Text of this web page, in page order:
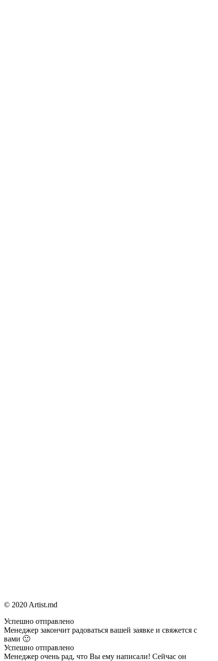
© 2020 Artist.md
Успешно отправлено
Менеджер закончит радоваться вашей заявке и свяжется с
вами 🙂
Успешно отправлено
Менеджер очень рад, что Вы ему написали! Сейчас он